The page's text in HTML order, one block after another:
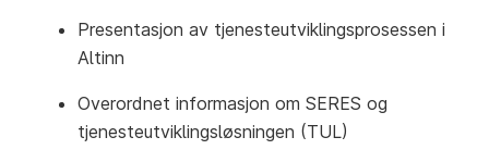
Presentasjon av tjenesteutviklingsprosessen i
Altinn
Overordnet informasjon om SERES og
tjenesteutviklingsløsningen (TUL)